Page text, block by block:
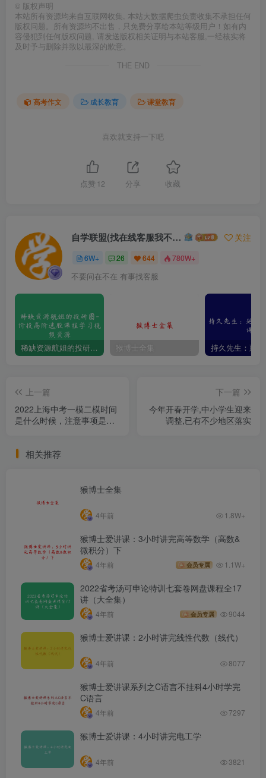
© 版权声明
本站所有资源均来自互联网收集, 本站大数据爬虫负责收集不承担任何
版权问题。所有资源均不出售，只免费分享给本站等级用户！如有内
容侵犯到任何版权问题, 请发送版权相关证明与本站客服,一经核实将
及时予与删除并致以最深的歉意。
THE END
高考作文 成长教育 课堂教育
喜欢就支持一下吧
点赞 12 分享 收藏
自学联盟(找在线客服我不回信息的) 关注
6W+ 26 644 780W+
不要问在不在 有事找客服
稀缺资源航姐的投研圈-价投高阶选股课程学习视频资源 猴博士全集
上一篇
2022上海中考一模二模时间
是什么时候，注意事项是什
下一篇
今年开春开学,中小学生迎来
调整,已有不少地区落实
相关推荐
猴博士全集
4年前 1.8W+
猴博士爱讲课：3小时讲完高等数学（高数&
微积分）下
4年前 会员专属 1.1W+
2022省考汤可申论特训七套卷网盘课程全17
讲（大全集）
4年前 会员专属 9044
猴博士爱讲课：2小时讲完线性代数（线代）
4年前 8077
猴博士爱讲课系列之C语言不挂科4小时学完
C语言
4年前 7297
猴博士爱讲课：4小时讲完电工学
4年前 3821